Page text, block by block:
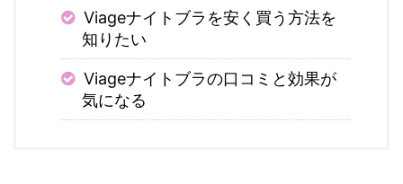
Viageナイトブラを安く買う方法を
知りたい
Viageナイトブラの口コミと効果が
気になる